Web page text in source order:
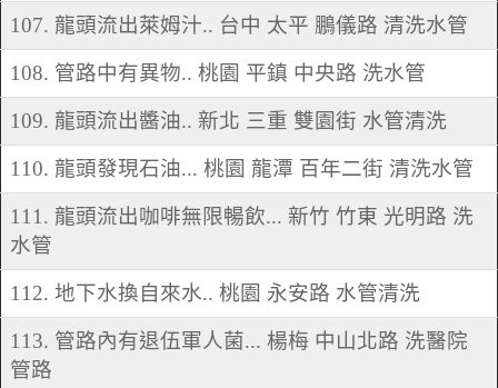
107. 龍頭流出萊姆汁.. 台中 太平 鵬儀路 清洗水管
108. 管路中有異物.. 桃園 平鎮 中央路 洗水管
109. 龍頭流出醬油.. 新北 三重 雙園街 水管清洗
110. 龍頭發現石油... 桃園 龍潭 百年二街 清洗水管
111. 龍頭流出咖啡無限暢飲... 新竹 竹東 光明路 洗
水管
112. 地下水換自來水.. 桃園 永安路 水管清洗
113. 管路內有退伍軍人菌... 楊梅 中山北路 洗醫院
管路